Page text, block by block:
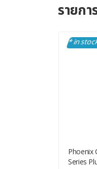
รายก
* in
Phoenix
Series